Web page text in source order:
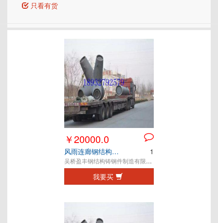
只看有货
￥20000.0
风雨连廊钢结构铸钢节点 1
吴桥盈丰钢结构铸钢件制造有限公司
我要买